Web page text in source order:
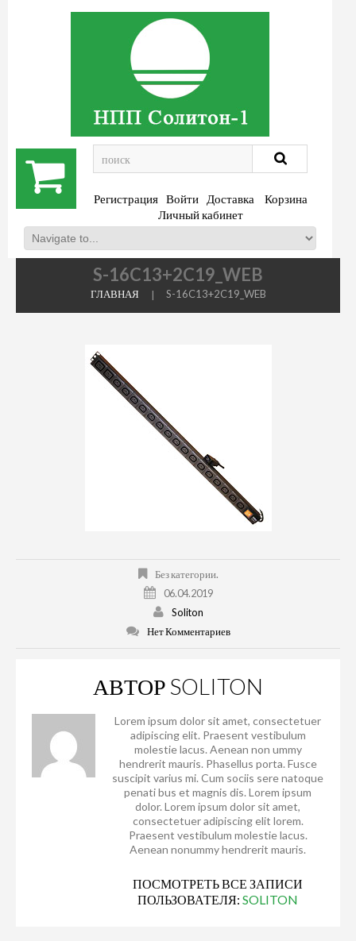
Регистрация Войти Доставка
Корзина
Личный кабинет
S-16C13+2C19_WEB
ГЛАВНАЯ S-16C13+2C19_WEB
Без категории.
06.04.2019
Soliton
Нет Комментариев
АВТОР SOLITON
Lorem ipsum dolor sit amet, consectetuer
adipiscing elit. Praesent vestibulum
molestie lacus. Aenean non ummy
hendrerit mauris. Phasellus porta. Fusce
suscipit varius mi. Cum sociis sere natoque
penati bus et magnis dis. Lorem ipsum
dolor. Lorem ipsum dolor sit amet,
consectetuer adipiscing elit lorem.
Praesent vestibulum molestie lacus.
Aenean nonummy hendrerit mauris.
ПОСМОТРЕТЬ ВСЕ ЗАПИСИ
ПОЛЬЗОВАТЕЛЯ: SOLITON